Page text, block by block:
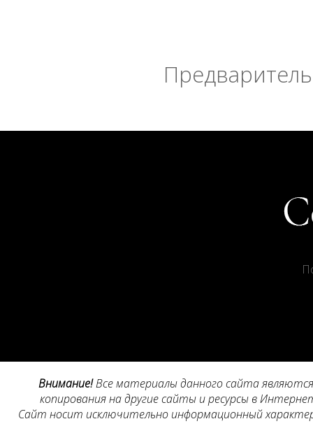
Внимание!Все материалы данного сайта
копирования на другие сайты и ресурсы в
Сайт носит исключительно информационный